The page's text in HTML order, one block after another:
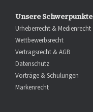
Unsere Schwerpunkte
Urheberrecht & Medienrecht
Wettbewerbsrecht
Vertragsrecht & AGB
Datenschutz
Vorträge & Schulungen
Markenrecht